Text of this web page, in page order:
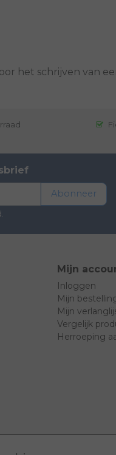
het schrijven van
Abonneer
Mijn
Inloggen
Mijn
Mijn
Vergelijk
Herroeping